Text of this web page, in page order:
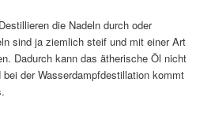
die Nadeln durch oder
sind ja ziemlich steif und mit einer Art
Dadurch kann das ätherische Öl nicht
der Wasserdampfdestillation kommt